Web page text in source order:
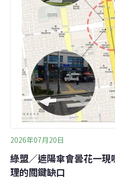
2026年07月20日
綠盟／遮陽傘會曇花一
理的關鍵缺口